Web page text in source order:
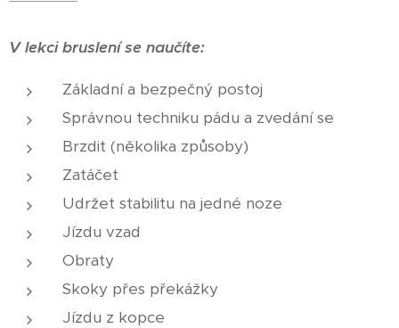
V lekci bruslení se naučíte:
Základní a bezpečný postoj
Správnou techniku pádu a zvedání se
Brzdit (několika způsoby)
Zatáčet
Udržet stabilitu na jedné noze
Jízdu vzad
Obraty
Skoky přes překážky
Jízdu z kopce